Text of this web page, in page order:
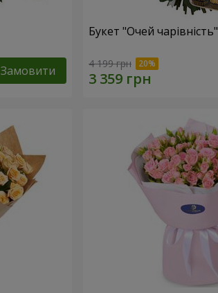
Замовити
Букет "Очей чарівність"
4 199 грн